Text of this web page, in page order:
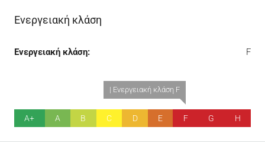
Ενεργειακή κλάση
Ενεργειακή κλάση: F
A+ A B C D E
| Ενεργειακή κλάση F
F G H